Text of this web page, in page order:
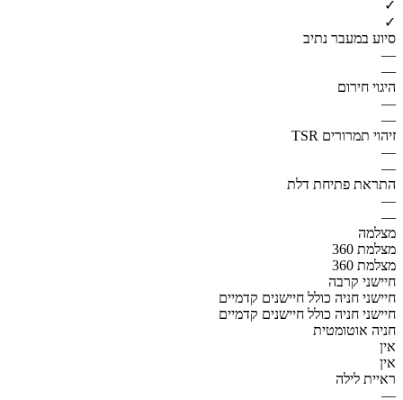
✓
✓
סיוע במעבר נתיב
—
—
היגוי חירום
—
—
זיהוי תמרורים TSR
—
—
התראת פתיחת דלת
—
—
מצלמה
מצלמת 360
מצלמת 360
חיישני קרבה
חיישני חניה כולל חיישנים קדמיים
חיישני חניה כולל חיישנים קדמיים
חניה אוטומטית
אין
אין
ראיית לילה
—